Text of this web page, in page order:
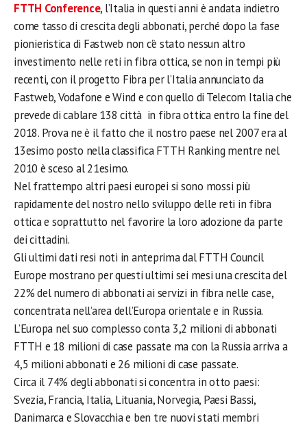
FTTH Conference, l’Italia in questi anni è andata indietro
come tasso di crescita degli abbonati, perché dopo la fase
pionieristica di Fastweb non c’è stato nessun altro
investimento nelle reti in fibra ottica, se non in tempi più
recenti, con il progetto Fibra per l’Italia annunciato da
Fastweb, Vodafone e Wind e con quello di Telecom Italia che
prevede di cablare 138 città in fibra ottica entro la fine del
2018. Prova ne è il fatto che il nostro paese nel 2007 era al
13esimo posto nella classifica FTTH Ranking mentre nel
2010 è sceso al 21esimo.
Nel frattempo altri paesi europei si sono mossi più
rapidamente del nostro nello sviluppo delle reti in fibra
ottica e soprattutto nel favorire la loro adozione da parte
dei cittadini.
Gli ultimi dati resi noti in anteprima dal FTTH Council
Europe mostrano per questi ultimi sei mesi una crescita del
22% del numero di abbonati ai servizi in fibra nelle case,
concentrata nell’area dell’Europa orientale e in Russia.
L’Europa nel suo complesso conta 3,2 milioni di abbonati
FTTH e 18 milioni di case passate ma con la Russia arriva a
4,5 milioni abbonati e 26 milioni di case passate.
Circa il 74% degli abbonati si concentra in otto paesi:
Svezia, Francia, Italia, Lituania, Norvegia, Paesi Bassi,
Danimarca e Slovacchia e ben tre nuovi stati membri